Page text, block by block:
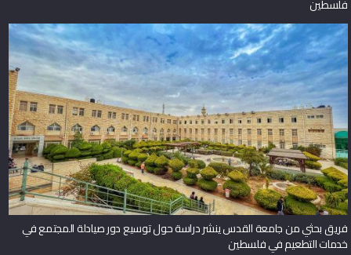
فلسطين
فريق بحثي من جامعة القدس ينشر دراسة حول توسيع دور صيادلة المجتمع في
خدمات التطعيم في فلسطين